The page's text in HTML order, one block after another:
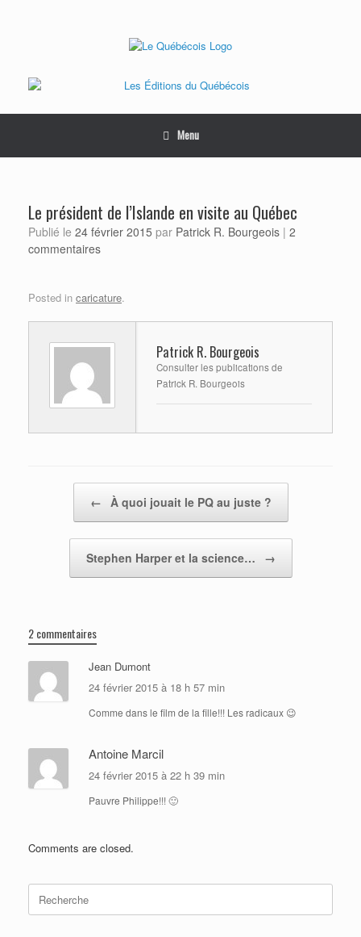
Menu
Le président de l’Islande en visite au Québec
Publié le 24 février 2015 par Patrick R. Bourgeois | 2
commentaires
Posted in caricature.
Patrick R. Bourgeois
Consulter les publications de
Patrick R. Bourgeois
← À quoi jouait le PQ au juste ?
Stephen Harper et la science… →
2 commentaires
Jean Dumont
24 février 2015 à 18 h 57 min
Comme dans le film de la fille!!! Les radicaux 😉
Antoine Marcil
24 février 2015 à 22 h 39 min
Pauvre Philippe!!! 🙂
Comments are closed.
for: